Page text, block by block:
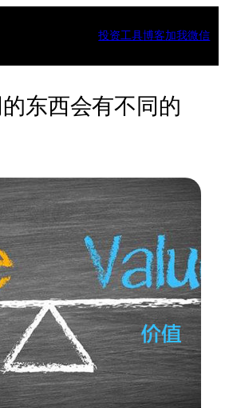
投资工具博客加我微信
东西会有不同的